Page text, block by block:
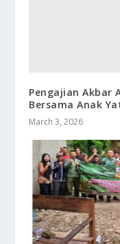
Pengajian Akbar
Bersama Anak
March 3, 2026